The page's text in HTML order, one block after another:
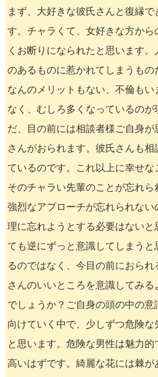
まず、大好きな彼氏さんと復縁で
す。チャラくて、女好きな方から
くお断りになられたと思います
のあるものに惹かれてしまうもの
なんのメリットもない、不倫も
なく、むしろ多くなっているのが
だ、目の前には相談者様ご自身
さんがおられます。彼氏さんも
ているのです。これ以上に幸せな
そのチャラい先輩のことが忘れ
強烈なアプローチが忘れられな
理に忘れようとする必要はないと
ても逆にずっと意識してしまう
るのではなく、今目の前におら
さんのいいところを意識してみ
でしょうか？ご自身の頭の中の
向けていく中で、少しずつ危険な
と思います。危険な男性は魅力
高いはずです。綺麗な花には棘